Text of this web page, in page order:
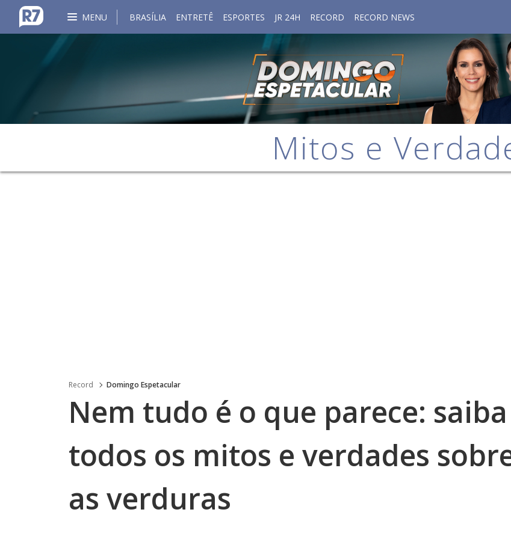
MENU BRASÍLIA ENTRETÊ ESPORTES JR 24H RECORD RECORD NEWS
Mitos e
Record Domingo Espetacular
Nem tudo é o que parece: saiba
todos os mitos e verdades
as verduras